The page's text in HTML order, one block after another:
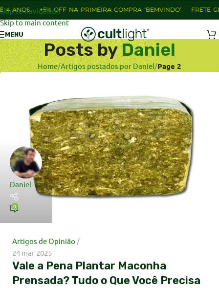
Skip to navigation
Skip to main content
+5% OFF NA PRIMEIRA COMPRA ‘BEMVINDO’ FRETE GRÁTIS
MENU
Posts byDaniel
Home/Artigos postados por Daniel/Page 2
Daniel
0
Artigos de Opinião
24 mar 2025
Vale a Pena Plantar Maconha
Prensada? Tudo o Que Você Precisa